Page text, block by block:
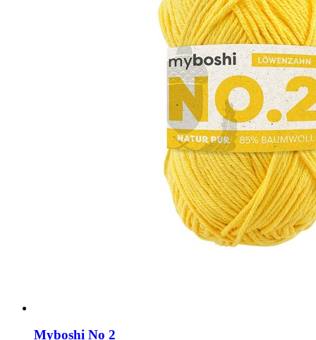
Myboshi No 2